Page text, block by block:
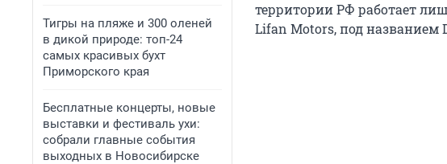
Тигры на пляже и 300 оленей
в дикой природе: топ-24
самых красивых бухт
Приморского края
Бесплатные концерты, новые
выставки и фестиваль ухи:
собрали главные события
выходных в Новосибирске
территории РФ работает
Lifan Motors, под названием